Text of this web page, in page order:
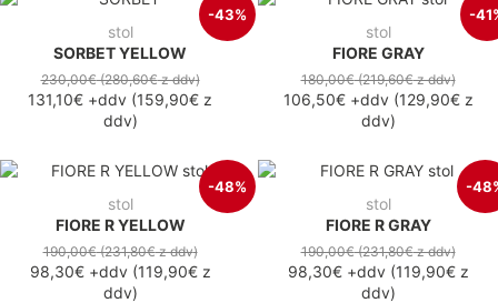
-43%
stol
SORBET YELLOW
230,00€(280,60€z ddv)
131,10€ +ddv (159,90€ z
ddv)
-
stol
FIORE GRAY
180,00€(219,60€z ddv)
106,50€+ddv(129,90€z
ddv)
-48%
stol
FIORE R YELLOW
190,00€(231,80€z ddv)
98,30€+ddv(119,90€z
ddv)
-
stol
FIORE R GRAY
190,00€(231,80€z ddv)
98,30€+ddv(119,90€z
ddv)